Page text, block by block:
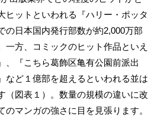
ヒットといわれる『ハリー・ポッタ
の日本国内発行部数が約2,000万部
一方、コミックのヒット作品といえ
、『こちら葛飾区亀有公園前派出
など１億部を超えるといわれる並は
（図表１）。数量の規模の違いに改
のマンガの強さに目を見張ります。